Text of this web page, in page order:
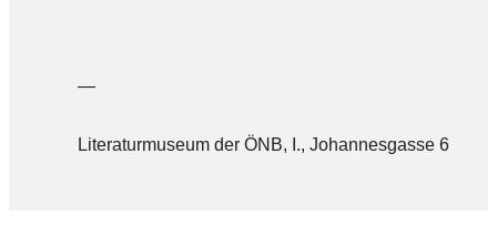
—
Literaturmuseum der ÖNB, I., Johannesgasse 6